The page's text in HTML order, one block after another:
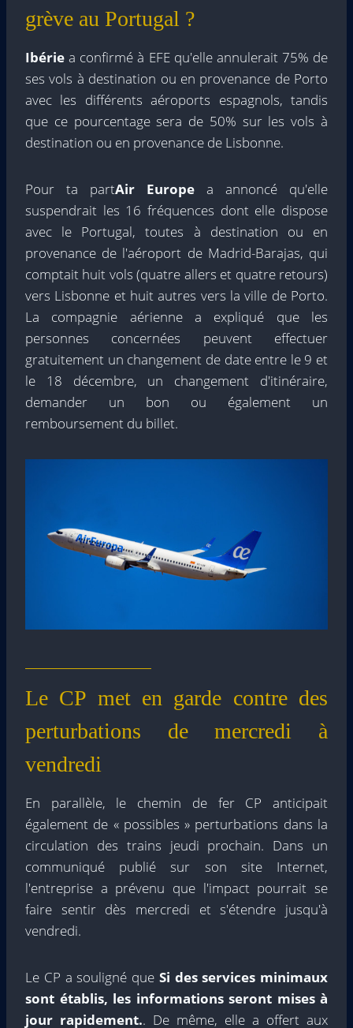
grève au Portugal ?
Ibérie a confirmé à EFE qu'elle annulerait 75% de
ses vols à destination ou en provenance de Porto
avec les différents aéroports espagnols, tandis
que ce pourcentage sera de 50% sur les vols à
destination ou en provenance de Lisbonne.
Pour ta partAir Europe a annoncé qu'elle
suspendrait les 16 fréquences dont elle dispose
avec le Portugal, toutes à destination ou en
provenance de l'aéroport de Madrid-Barajas, qui
comptait huit vols (quatre allers et quatre retours)
vers Lisbonne et huit autres vers la ville de Porto.
La compagnie aérienne a expliqué que les
personnes concernées peuvent effectuer
gratuitement un changement de date entre le 9 et
le 18 décembre, un changement d'itinéraire,
demander un bon ou également un
remboursement du billet.
Le CP met en garde contre des
perturbations de mercredi à
vendredi
En parallèle, le chemin de fer CP anticipait
également de « possibles » perturbations dans la
circulation des trains jeudi prochain. Dans un
communiqué publié sur son site Internet,
l'entreprise a prévenu que l'impact pourrait se
faire sentir dès mercredi et s'étendre jusqu'à
vendredi.
Le CP a souligné que Si des services minimaux
sont établis, les informations seront mises à
jour rapidement.. De même, elle a offert aux